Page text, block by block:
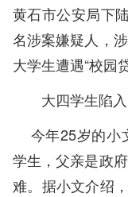
黄石市公安局下
名涉案嫌疑人，
大学生遭遇“校园
大四学生陷入
今年25岁的小
学生，父亲是政
难。据小文介绍